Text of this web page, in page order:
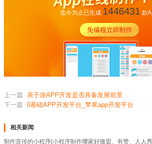
迄今为止已生成 1446431款
上一篇 亲子游APP开发是否具备发展前景
下一篇 0基础APP开发平台_苹果app开发平台
相关新闻
制作宣传的小程序(小程序制作哪家好微盟、有赞、人人秀